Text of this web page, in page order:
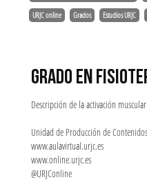
URJC online Grados Estudios URJC
GRADO EN
Descripción de la activación
Unidad de Producción de
www.aulavirtual.urjc.es
www.online.urjc.es
@URJConline